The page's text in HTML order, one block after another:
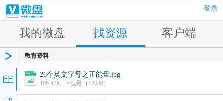
登录
我的微盘 找资源 客户端
教育资料
26个英文字母之正能量.jpg
106.57K 下载量（17080）